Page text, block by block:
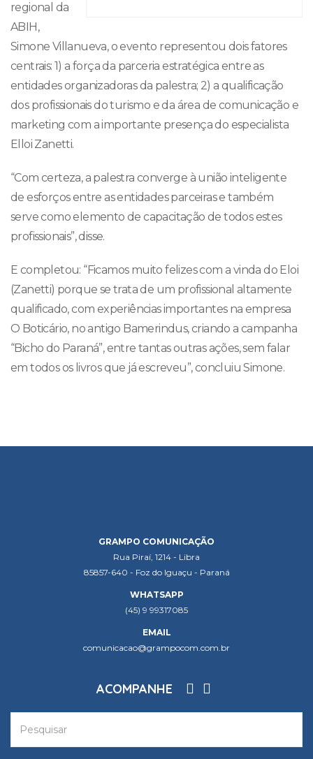
regional da
ABIH,
Simone Villanueva, o evento representou dois fatores
centrais: 1) a força da parceria estratégica entre as
entidades organizadoras da palestra; 2) a qualificação
dos profissionais do turismo e da área de comunicação e
marketing com a importante presença do especialista
Elloi Zanetti.
“Com certeza, a palestra converge à união inteligente
de esforços entre as entidades parceiras e também
serve como elemento de capacitação de todos estes
profissionais”, disse.
E completou: “Ficamos muito felizes com a vinda do Eloi
(Zanetti) porque se trata de um profissional altamente
qualificado, com experiências importantes na empresa
O Boticário, no antigo Bamerindus, criando a campanha
“Bicho do Paraná”, entre tantas outras ações, sem falar
em todos os livros que já escreveu”, concluiu Simone.
GRAMPO COMUNICAÇÃO
Rua Piraí, 1214 - Libra
85857-640 - Foz do Iguaçu - Paraná
WHATSAPP
(45) 9 99317085
EMAIL
comunicacao@grampocom.com.br
ACOMPANHE